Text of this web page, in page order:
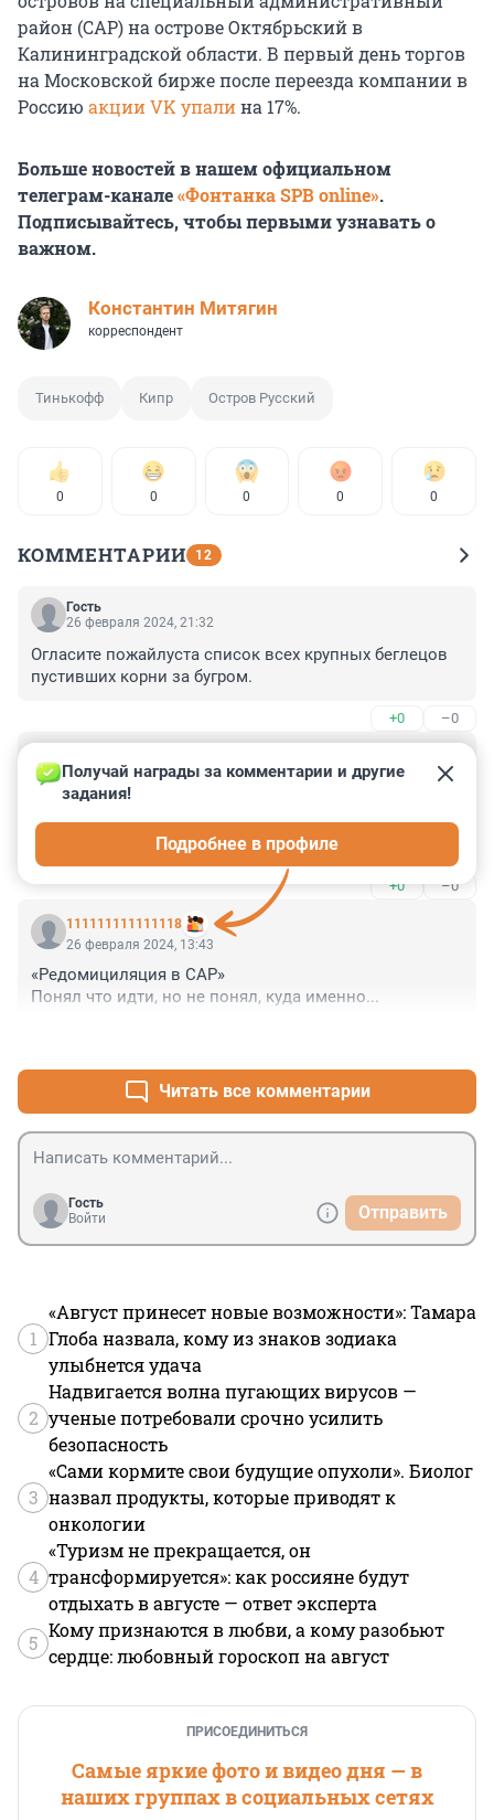
район (САР) на острове Октябрьский в
Калининградской области. В первый день торгов
на Московской бирже после переезда компании в
Россию акции VK упалина 17%.
Больше новостей в нашем официальном
телеграм-канале«Фонтанка SPB online».
Подписывайтесь, чтобы первыми узнавать о
важном.
Константин Митягин
корреспондент
Тинькофф Кипр Остров Русский
0 0 0 0 0
КОММЕНТАРИИ 12
Гость
26 февраля 2024, 21:32
Огласите пожайлуста список всех крупных беглецов
пустивших корни за бугром.
+0 –0
26 февраля 2024, 15:20
К Тинькову банк то не имеет уже 2 года никакого
отношения. Может переименуете именем истинного
+0 –0
111111111111118
Получай награды за комментарии и другие
задания!
Подробнее в профиле
26 февраля 2024, 13:43
«Редомициляция в САР»
Понял что идти, но не понял, куда именно...
Читать все комментарии
Гость
Войти
Отправить
1
«Август принесет новые возможности»: Тамара
Глоба назвала, кому из знаков зодиака
улыбнется удача
2
Надвигается волна пугающих вирусов —
ученые потребовали срочно усилить
безопасность
3
«Сами кормите свои будущие опухоли». Биолог
назвал продукты, которые приводят к
онкологии
4
«Туризм не прекращается, он
трансформируется»: как россияне будут
отдыхать в августе — ответ эксперта
5
Кому признаются в любви, а кому разобьют
сердце: любовный гороскоп на август
ПРИСОЕДИНИТЬСЯ
Самые яркие фото и видео дня — в
наших группах в социальных сетях